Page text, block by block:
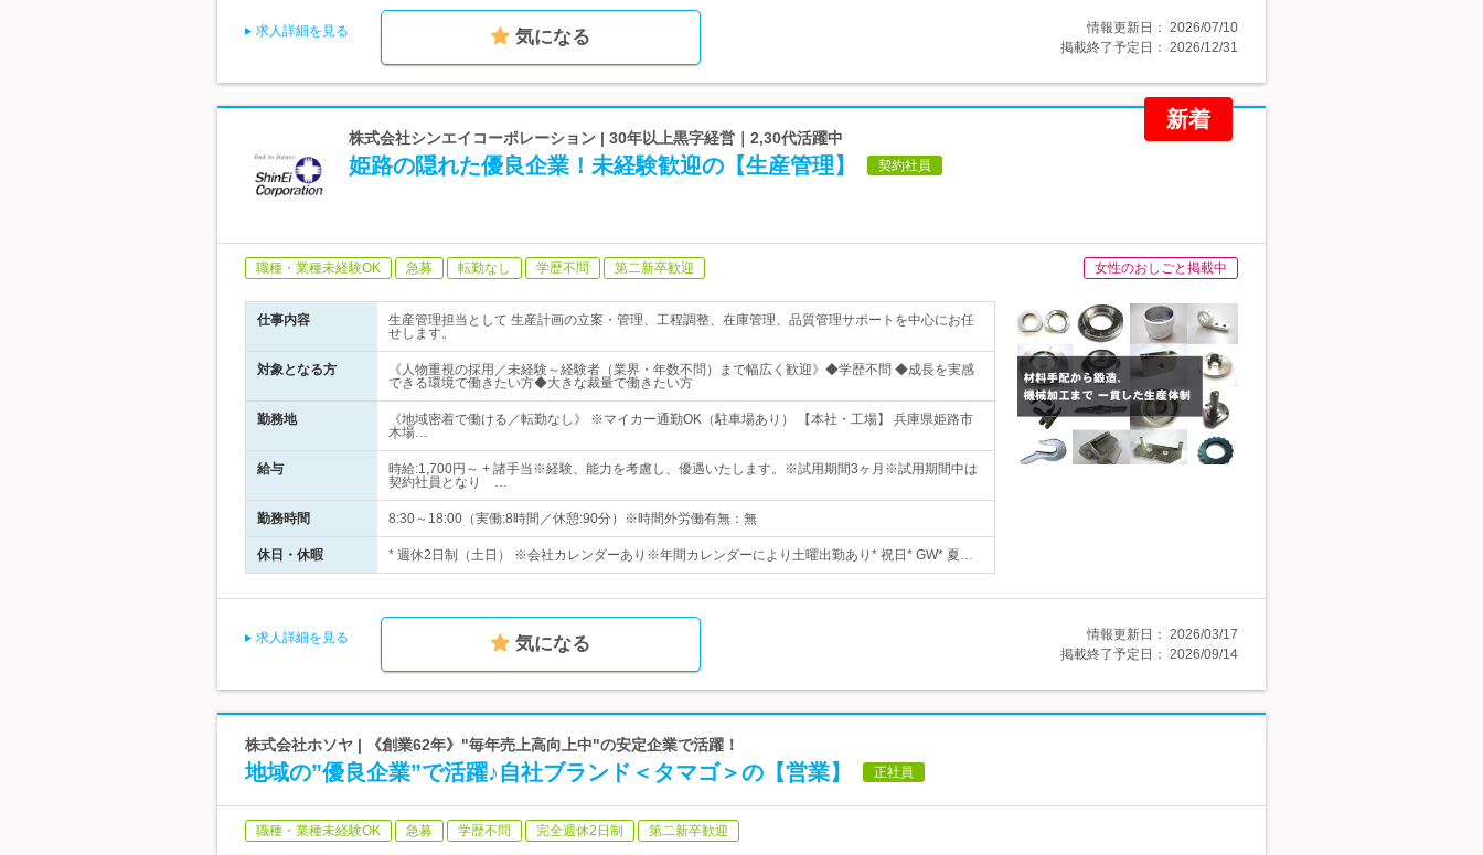
求人詳細を見る 気になる 情報更新日： 2026/07/10
掲載終了予定日： 2026/12/31
新着
株式会社シンエイコーポレーション | 30年以上黒字経営｜2,30代活躍中
姫路の隠れた優良企業！未経験歓迎の【生産管理】 契約社員
職種・業種未経験OK 急募 転勤なし 学歴不問 第二新卒歓迎 女性のおしごと掲載中
仕事内容
生産管理担当として 生産計画の立案・管理、工程調整、在庫管理、品質管理サポートを中心にお任
せします。
対象となる方
《人物重視の採用／未経験～経験者（業界・年数不問）まで幅広く歓迎》◆学歴不問 ◆成長を実感
できる環境で働きたい方◆大きな裁量で働きたい方
勤務地
《地域密着で働ける／転勤なし》 ※マイカー通勤OK（駐車場あり） 【本社・工場】 兵庫県姫路市
木場…
給与
時給:1,700円～ + 諸手当※経験、能力を考慮し、優遇いたします。※試用期間3ヶ月※試用期間中は
契約社員となり …
勤務時間 8:30～18:00（実働:8時間／休憩:90分）※時間外労働有無：無
休日・休暇 * 週休2日制（土日） ※会社カレンダーあり※年間カレンダーにより土曜出勤あり* 祝日* GW* 夏…
求人詳細を見る 気になる 情報更新日： 2026/03/17
掲載終了予定日： 2026/09/14
株式会社ホソヤ | 《創業62年》"毎年売上高向上中"の安定企業で活躍！
地域の”優良企業”で活躍♪自社ブランド＜タマゴ＞の【営業】 正社員
職種・業種未経験OK 急募 学歴不問 完全週休2日制 第二新卒歓迎